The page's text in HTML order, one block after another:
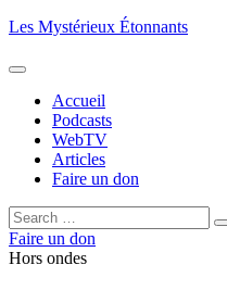
Aller
contenu
Les Mystérieux Étonnants
Accueil
Podcasts
WebTV
Articles
Faire un don
Rechercher :
Faire un don
Hors ondes